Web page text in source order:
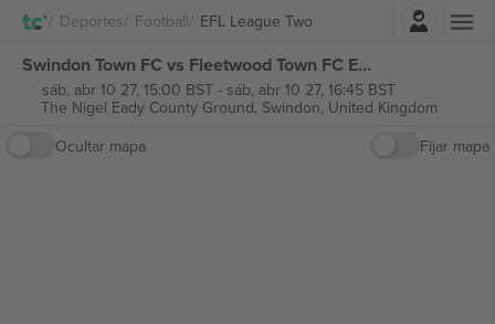
Deportes Football EFL League Two
Iniciar sesión
Swindon Town FC vs Fleetwood Town FC EFL League Two entradas
sáb, abr 10 27, 15:00 BST- sáb, abr 10 27, 16:45 BST
The Nigel Eady County Ground, Swindon, United Kingdom
Ocultar mapa
Fijar mapa